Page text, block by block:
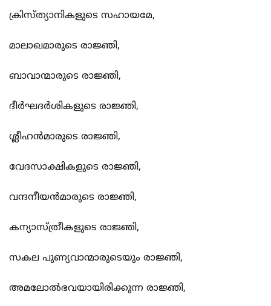
ക്രിസ്ത്യാനികളുടെ സഹായമേ,
മാലാഖമാരുടെ രാജ്ഞി,
ബാവാന്മാരുടെ രാജ്ഞി,
ദീര്‍ഘദര്‍ശികളുടെ രാജ്ഞി,
ശ്ലീഹന്‍മാരുടെ രാജ്ഞി,
വേദസാക്ഷികളുടെ രാജ്ഞി,
വന്ദനീയന്‍മാരുടെ രാജ്ഞി,
കന്യാസ്ത്രീകളുടെ രാജ്ഞി,
സകല‍ പുണ്യവാന്മാരുടെയും രാജ്ഞി,
അമലോല്‍ഭവയായിരിക്കുന്ന രാജ്ഞി,